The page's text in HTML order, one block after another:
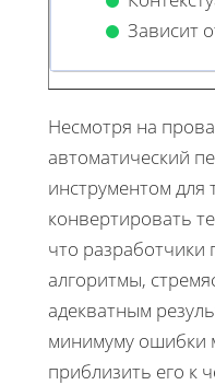
Зависит
Несмотря на
автоматический
инструментом для
конвертировать
что
алгоритмы,
адекватным
минимуму ошибки
приблизить его к